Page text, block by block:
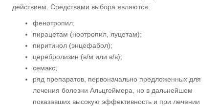
действием. Средствами выбора являются:
фенотропил;
пирацетам (ноотропил, луцетам);
пиритинол (энцефабол);
церебролизин (в/м или в/в);
семакс;
ряд препаратов, первоначально предложенных для
лечения болезни Альцгеймера, но в дальнейшем
показавших высокую эффективность и при лечении